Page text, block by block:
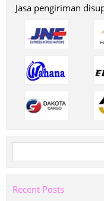
Jasa pengiriman
for:
Recent Posts